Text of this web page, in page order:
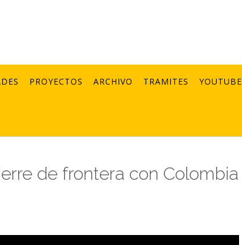
PROYECTOS ARCHIVO TRAMITES YOUTUBE
de frontera con Colombia